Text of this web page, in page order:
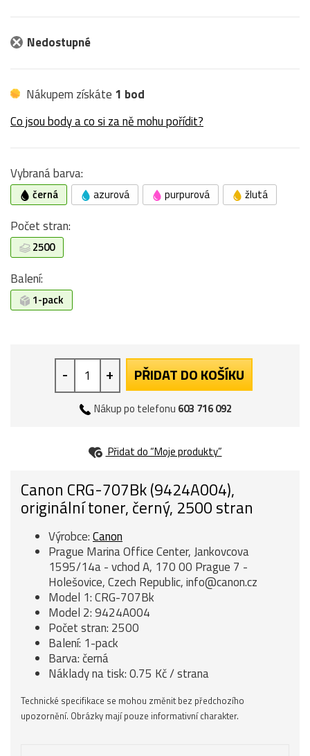
Nedostupné
Nákupem získáte 1 bod
Co jsou body a co si za ně mohu pořídit?
Vybraná barva:
černá azurová purpurová žlutá
Počet stran:
2500
Balení:
1-pack
- + PŘIDAT DO KOŠÍKU
Nákup po telefonu 603 716 092
Přidat do “Moje produkty”
Canon CRG-707Bk (9424A004),
originální toner, černý, 2500 stran
Výrobce:Canon
Prague Marina Office Center, Jankovcova
1595/14a - vchod A, 170 00 Prague 7 -
Holešovice, Czech Republic, info@canon.cz
Model 1: CRG-707Bk
Model 2: 9424A004
Počet stran: 2500
Balení: 1-pack
Barva: černá
Náklady na tisk: 0.75 Kč / strana
Technické specifikace se mohou změnit bez předchozího
upozornění. Obrázky mají pouze informativní charakter.